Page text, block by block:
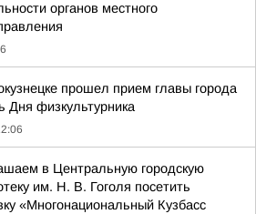
органов местного
прошел прием главы города
Дня физкультурника
в Центральную городскую
им. Н. В. Гоголя посетить
«Многонациональный Кузбасс